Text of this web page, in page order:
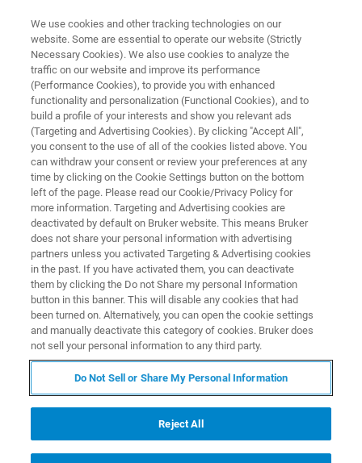
X-RAY FLUORESCENCE (XRF) WEBINAR
Standardlose Analyse mit
SPECTRA.ELEMENTS
Mit SMART-QUANT FP (S2 PUMA Series 2 –
EDRFA) und SMART-QUANT WD (S6 JAGUAR –
WDRFA) bietet Bruker AXS zwei Methoden
innerhalb von SPECTRA.ELEMENTS an.
Wir möchten Sie herzlich zu unserem kostenlosen Webinar
"Standardlose Analyse mit SPECTRA.ELEMENTS –
We use cookies and other tracking technologies on our
website. Some are essential to operate our website (Strictly
Necessary Cookies). We also use cookies to analyze the
traffic on our website and improve its performance
(Performance Cookies), to provide you with enhanced
functionality and personalization (Functional Cookies), and to
build a profile of your interests and show you relevant ads
(Targeting and Advertising Cookies). By clicking "Accept All",
you consent to the use of all of the cookies listed above. You
can withdraw your consent or review your preferences at any
time by clicking on the Cookie Settings button on the bottom
left of the page. Please read our Cookie/Privacy Policy for
more information. Targeting and Advertising cookies are
deactivated by default on Bruker website. This means Bruker
does not share your personal information with advertising
partners unless you activated Targeting & Advertising cookies
in the past. If you have activated them, you can deactivate
them by clicking the Do not Share my personal Information
button in this banner. This will disable any cookies that had
been turned on. Alternatively, you can open the cookie settings
and manually deactivate this category of cookies. Bruker does
not sell your personal information to any third party.
Do Not Sell or Share My Personal Information
Reject All